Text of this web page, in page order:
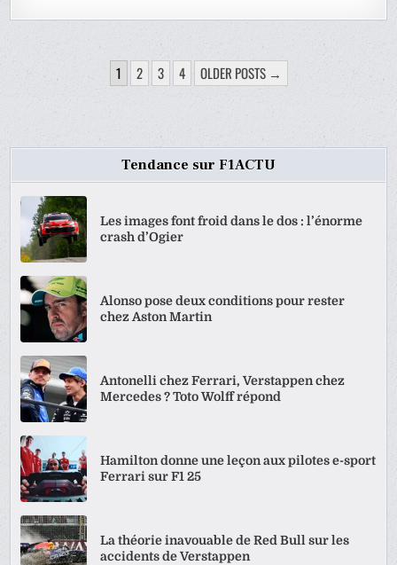
PAGINATION
1 2 3 4 OLDER POSTS →
Tendance sur F1ACTU
Les images font froid dans le dos : l’énorme
crash d’Ogier
Alonso pose deux conditions pour rester
chez Aston Martin
Antonelli chez Ferrari, Verstappen chez
Mercedes ? Toto Wolff répond
Hamilton donne une leçon aux pilotes e-sport
Ferrari sur F1 25
La théorie inavouable de Red Bull sur les
accidents de Verstappen